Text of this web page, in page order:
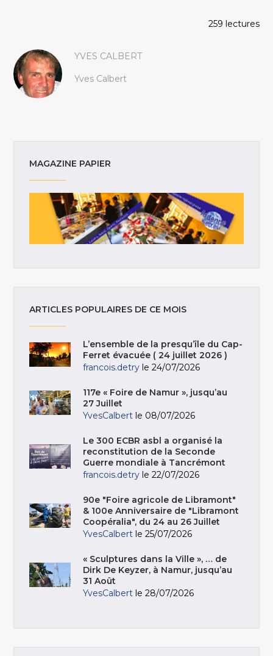
259 lectures
YVES CALBERT
Yves Calbert
MAGAZINE PAPIER
ARTICLES POPULAIRES DE CE MOIS
L’ensemble de la presqu’île du Cap-
Ferret évacuée ( 24 juillet 2026 )
francois.detry le 24/07/2026
117e « Foire de Namur », jusqu’au
27 Juillet
YvesCalbert le 08/07/2026
Le 300 ECBR asbl a organisé la
reconstitution de la Seconde
Guerre mondiale à Tancrémont
francois.detry le 22/07/2026
90e "Foire agricole de Libramont"
& 100e Anniversaire de "Libramont
Coopéralia", du 24 au 26 Juillet
YvesCalbert le 25/07/2026
« Sculptures dans la Ville », … de
Dirk De Keyzer, à Namur, jusqu’au
31 Août
YvesCalbert le 28/07/2026